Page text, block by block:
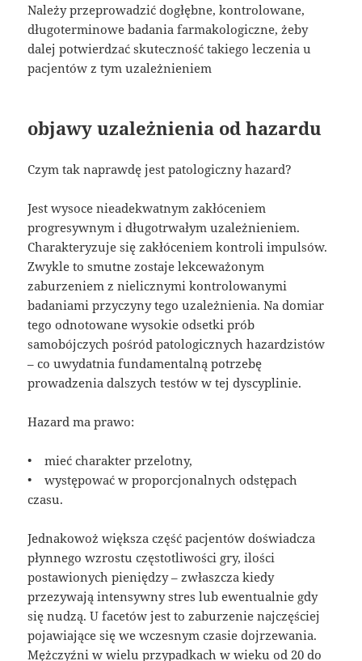
Należy przeprowadzić dogłębne, kontrolowane,
długoterminowe badania farmakologiczne, żeby
dalej potwierdzać skuteczność takiego leczenia u
pacjentów z tym uzależnieniem
objawy uzależnienia od hazardu
Czym tak naprawdę jest patologiczny hazard?
Jest wysoce nieadekwatnym zakłóceniem
progresywnym i długotrwałym uzależnieniem.
Charakteryzuje się zakłóceniem kontroli impulsów.
Zwykle to smutne zostaje lekceważonym
zaburzeniem z nielicznymi kontrolowanymi
badaniami przyczyny tego uzależnienia. Na domiar
tego odnotowane wysokie odsetki prób
samobójczych pośród patologicznych hazardzistów
– co uwydatnia fundamentalną potrzebę
prowadzenia dalszych testów w tej dyscyplinie.
Hazard ma prawo:
• mieć charakter przelotny,
• występować w proporcjonalnych odstępach
czasu.
Jednakowoż większa część pacjentów doświadcza
płynnego wzrostu częstotliwości gry, ilości
postawionych pieniędzy – zwłaszcza kiedy
przezywają intensywny stres lub ewentualnie gdy
się nudzą. U facetów jest to zaburzenie najczęściej
pojawiające się we wczesnym czasie dojrzewania.
Mężczyźni w wielu przypadkach w wieku od 20 do